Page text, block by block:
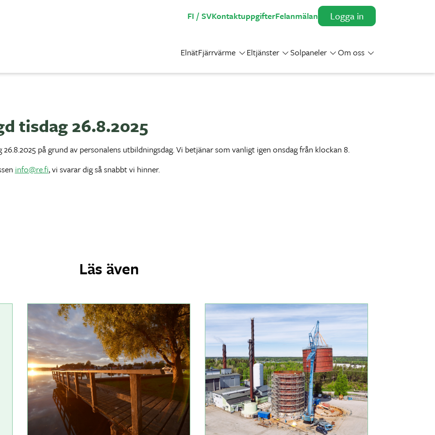
FI SVKontaktuppgifterFelanmälan Logga in
ElnätFjärrvärme Toggle Dropdown
Eltjänster Toggle Dropdown
Solpaneler Toggle Dropdown
Om oss Toggle Dropdown
tisdag 26.8.2025
på grund av personalens utbildningsdag. Vi betjänar som vanligt igen onsdag från klockan 8.
info@re.fi, vi svarar dig så snabbt vi hinner.
Läs även